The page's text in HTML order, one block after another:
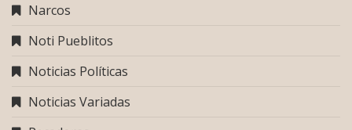
Narcos
Noti Pueblitos
Noticias Políticas
Noticias Variadas